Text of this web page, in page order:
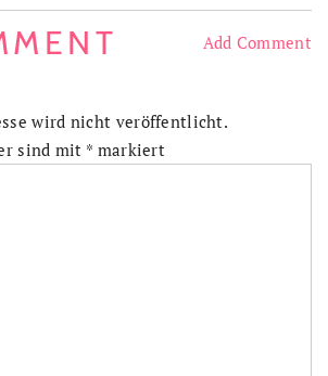
Add Comment
wird nicht veröffentlicht.
sind mit * markiert